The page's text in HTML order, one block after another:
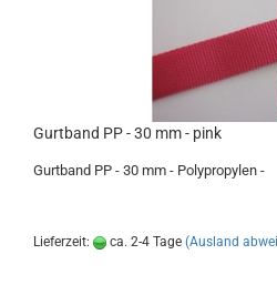
Gurtband PP - 30 mm - pink
Gurtband PP - 30 mm - Polypropylen -
Lieferzeit: ca. 2-4 Tage (Ausland